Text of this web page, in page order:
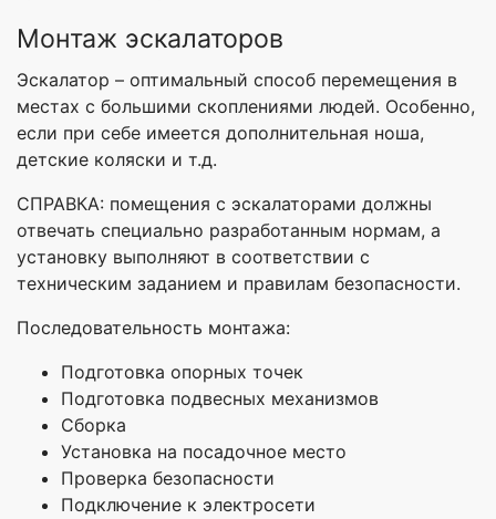
Монтаж эскалаторов
Эскалатор – оптимальный способ перемещения в
местах с большими скоплениями людей. Особенно,
если при себе имеется дополнительная ноша,
детские коляски и т.д.
СПРАВКА: помещения с эскалаторами должны
отвечать специально разработанным нормам, а
установку выполняют в соответствии с
техническим заданием и правилам безопасности.
Последовательность монтажа:
Подготовка опорных точек
Подготовка подвесных механизмов
Сборка
Установка на посадочное место
Проверка безопасности
Подключение к электросети